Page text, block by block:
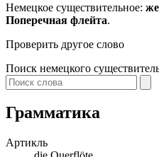
Немецкое существительное:
Поперечная флейта.
Проверить другое слово
Поиск немецкого
Грамматика
Артикль